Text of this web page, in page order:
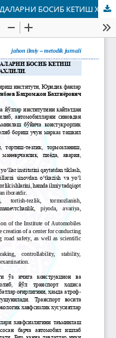
ТРАНСПОРТ ВОСИТАЛАРИДА ПИЁДАЛАРНИ БОСИБ КЕТИШ ҲОЛАТЛАРИНИНГ ТАХЛИЛИ.